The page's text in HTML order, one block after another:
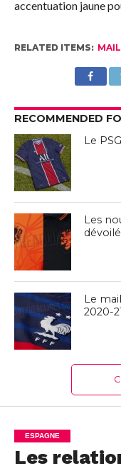
accentuation jaune
RELATED ITEMS:
RECOMMENDED
Le
Les
Le
2020-
ESPAGNE
Les